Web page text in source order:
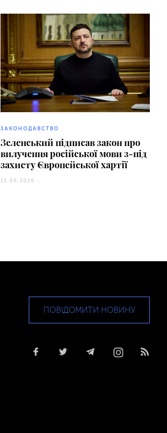
ЗАКОНОДАВСТВО
Зеленський підписав закон про
вилучення російської мови з-під
захисту Європейської хартії
13.06.2026 -
ПОВІДОМИТИ НОВИНУ